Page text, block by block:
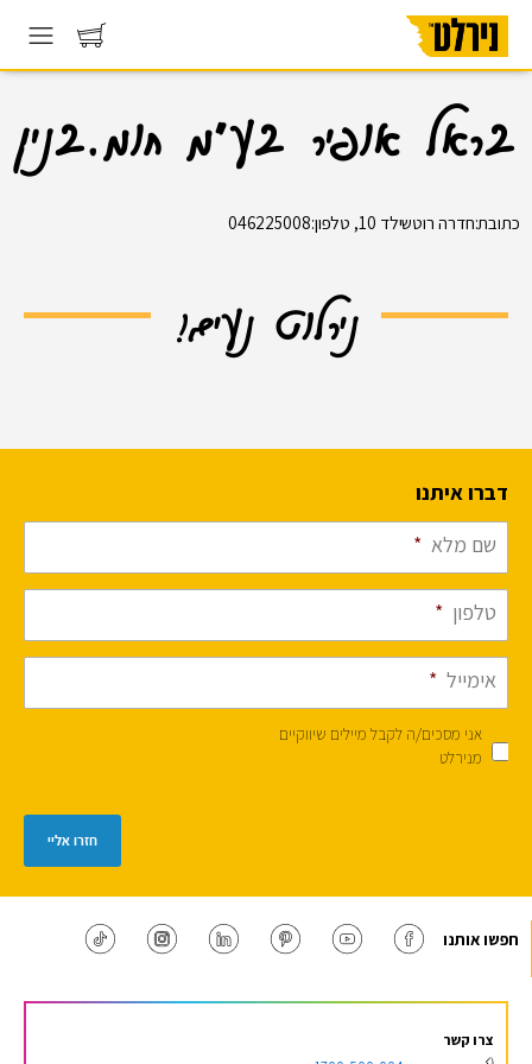
בראל אופיר בע"מ חומ.בנין
כתובת:חדרה רוטשילד 10, טלפון:046225008
נירלוט נעים!
דברו איתנו
שם מלא *
טלפון *
אימייל *
אני מסכים/ה לקבל מיילים שיווקיים
מנירלט
חזרו אליי
חפשו אותנו
צרו קשר